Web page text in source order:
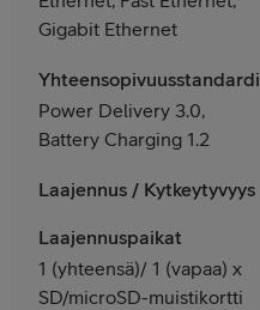
Gigabit Ethernet
Yhteensopivuusstandardit
Power Delivery 3.0,
Battery Charging 1.2
Laajennus / Kytkeytyvyys
Laajennuspaikat
1 (yhteensä)/ 1 (vapaa) x
SD/microSD-muistikortti